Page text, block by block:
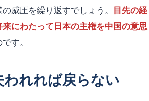
威圧を繰り返すでしょう。 目先の経
にわたって日本の主権を中国の意思
す。
れれば戻らない